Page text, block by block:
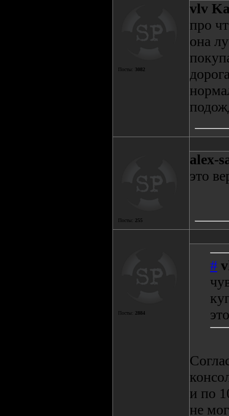
Посты: 3082
vlv
про
она
Посты: 255
alex-
это
Посты: 2884
#
и по
не